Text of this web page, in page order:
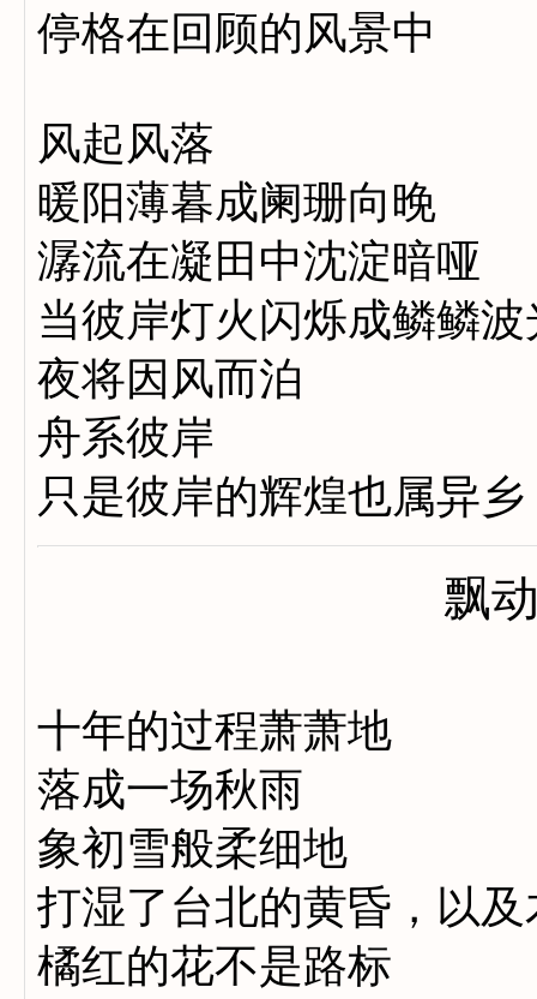
停格在回顾的风景中
风起风落
暖阳薄暮成阑珊向晚
潺流在凝田中沈淀暗哑
当彼岸灯火闪烁成鳞鳞波
夜将因风而泊
舟系彼岸
只是彼岸的辉煌也属异乡
飘
十年的过程萧萧地
落成一场秋雨
象初雪般柔细地
打湿了台北的黄昏，以
橘红的花不是路标